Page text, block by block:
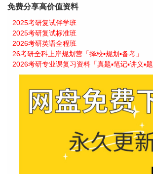
免费分享高价值资料
2025考研复试伴学班
2025考研复试标准班
2026考研英语全程班
26考研全科上岸规划营「择校▪规划▪备考」
2026考研专业课复习资料「真题▪笔记▪讲义▪题